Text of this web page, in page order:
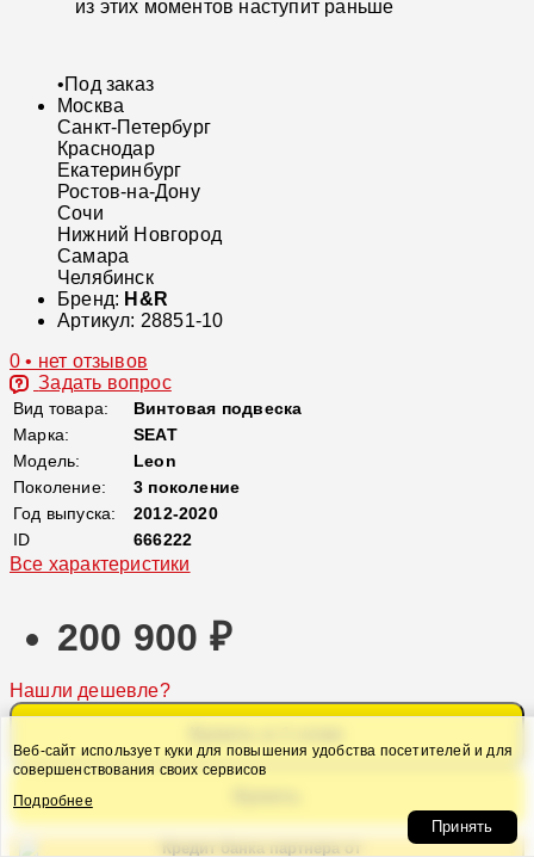
из этих моментов наступит раньше
•Под заказ
Москва
Санкт-Петербург
Краснодар
Екатеринбург
Ростов-на-Дону
Сочи
Нижний Новгород
Самара
Челябинск
Бренд: H&R
Артикул: 28851-10
0 • нет отзывов
Задать вопрос
Вид товара:
Винтовая подвеска
Марка:
SEAT
Модель:
Leon
Поколение:
3 поколение
Год выпуска:
2012-2020
ID
666222
Все характеристики
200 900 ₽
Нашли дешевле?
Кредит банка партнера от
Веб-сайт использует куки для повышения удобства посетителей и для
совершенствования своих сервисов
Подробнее
Принять